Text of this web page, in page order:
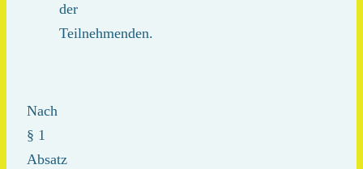
der
Teilnehmenden.
Nach
§ 1
Absatz